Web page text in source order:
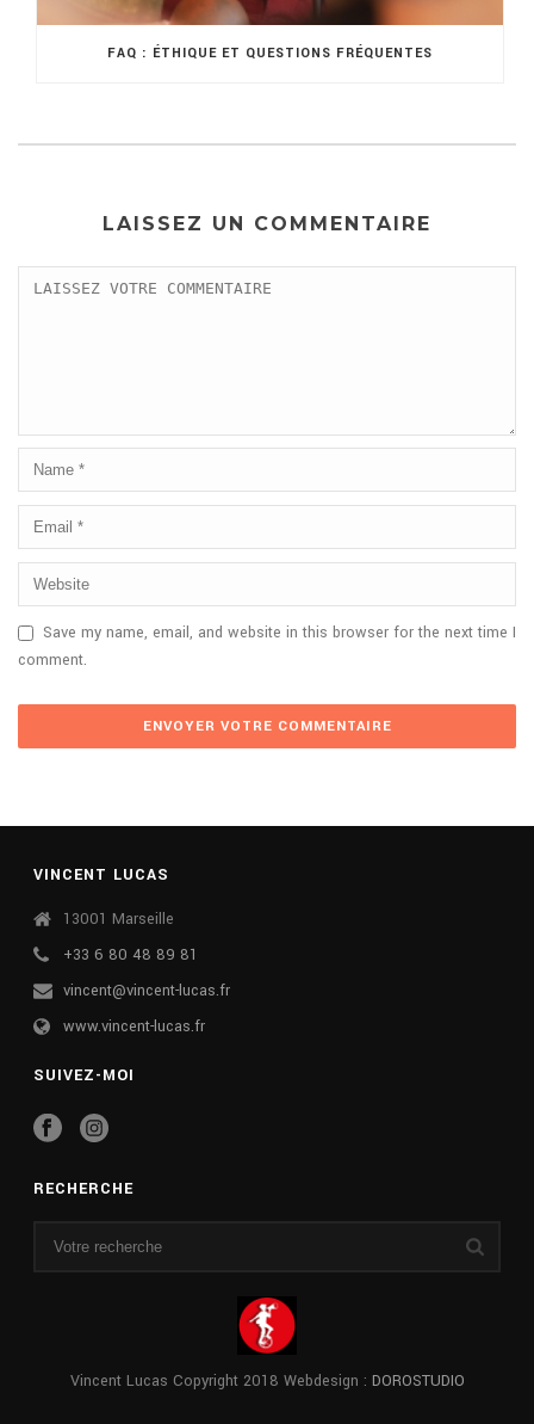
FAQ : ÉTHIQUE ET QUESTIONS FRÉQUENTES
LAISSEZ UN COMMENTAIRE
Save my name, email, and website in this browser for the next time I
comment.
VINCENT LUCAS
13001 Marseille
+33 6 80 48 89 81
vincent@vincent-lucas.fr
www.vincent-lucas.fr
SUIVEZ-MOI
RECHERCHE
Vincent Lucas Copyright 2018 Webdesign : DOROSTUDIO